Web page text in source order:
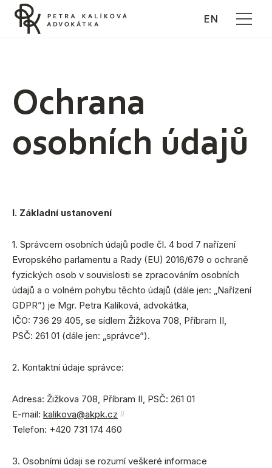
Menu
EN
Ochrana
osobních údajů
I. Základní ustanovení
1. Správcem osobních údajů podle čl. 4 bod 7 nařízení
Evropského parlamentu a Rady (EU) 2016/679 o ochraně
fyzických osob v souvislosti se zpracováním osobních
údajů a o volném pohybu těchto údajů (dále jen: „Nařízení
GDPR”) je Mgr. Petra Kalíková, advokátka,
IČO: 736 29 405, se sídlem Žižkova 708, Příbram II,
PSČ: 261 01 (dále jen: „správce“).
2. Kontaktní údaje správce:
Adresa: Žižkova 708, Příbram II, PSČ: 261 01
E-mail: kalikova@akpk.cz
Telefon: +420 731 174 460
3. Osobními údaji se rozumí veškeré informace